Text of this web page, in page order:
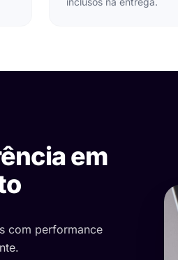
em
com performance